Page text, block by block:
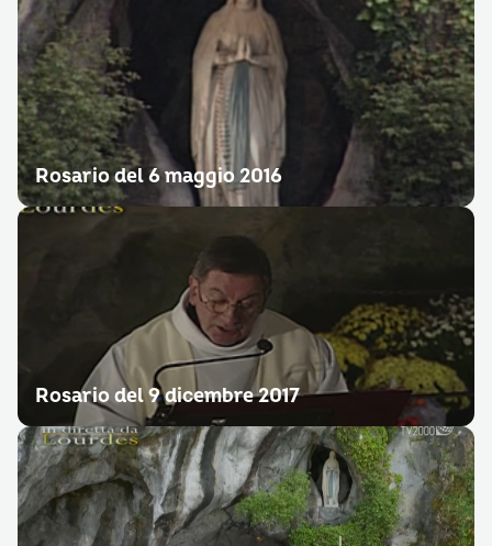
Rosario del 6 maggio 2016
Rosario del 9 dicembre 2017